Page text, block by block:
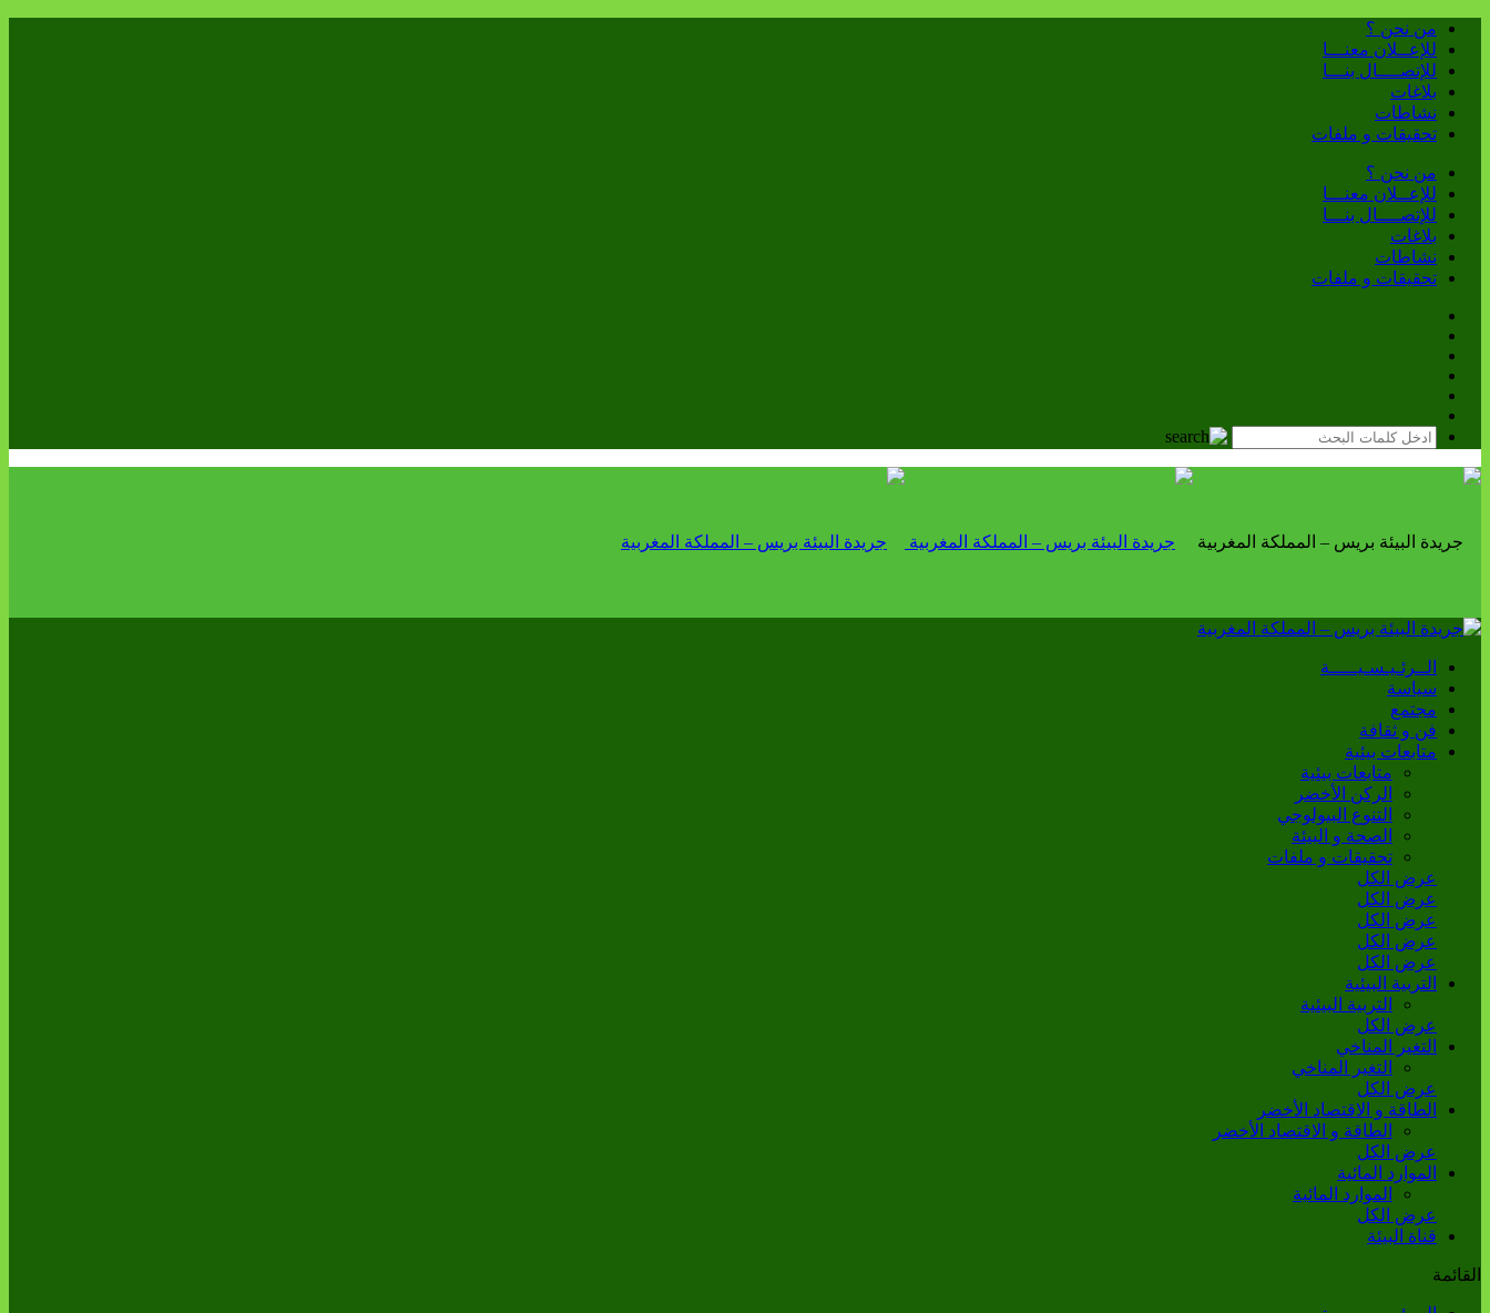
من نحن ؟
للإعــلان معنـــا
للإتصــــال بنـــا
بلاغات
نشاطات
تحقيقات و ملفات
من نحن ؟
للإعــلان معنـــا
للإتصــــال بنـــا
بلاغات
نشاطات
تحقيقات و ملفات
الــرئـيـسـيـــــة
سياسة
مجتمع
فن و ثقافة
متابعات بيئية
متابعات بيئية
الركن الأخضر
التنوع البيولوجي
الصحة و البيئة
تحقيقات و ملفات
عرض الكل
عرض الكل
عرض الكل
عرض الكل
عرض الكل
التربية البيئية
التربية البيئية
عرض الكل
التغير المناخي
التغير المناخي
عرض الكل
الطاقة و الاقتصاد الأخضر
الطاقة و الاقتصاد الأخضر
عرض الكل
الموارد المائية
الموارد المائية
عرض الكل
قناة البيئة
القائمة